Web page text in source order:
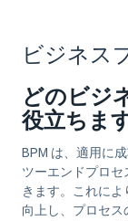
ビジネス
どのビジ
役立ちま
BPM は、適用に
ツーエンドプロ
きます。これに
向上し、プロセス